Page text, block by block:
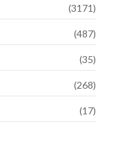
(3171)
(487)
(35)
(268)
(17)